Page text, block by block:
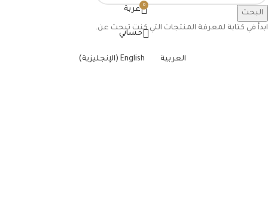
البحث
ابدأ في كتابة لمعرفة المنتجات التي كنت تبحث عن.
0
عربة
حسابي
العربية English
(الإنجليزية )